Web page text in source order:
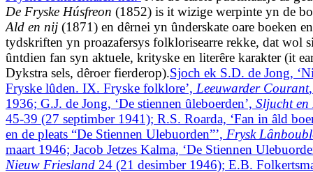
De Fryske Húsfreon (1852) is it wizige werpinte yn de
Ald en nij (1871) en dêrnei yn ûnderskate oare boeken en
tydskriften yn proazafersys folklorisearre rekke, dat wol
ûntdien fan syn aktuele, krityske en literêre karakter (it
Dykstra sels, dêroer fierderop).Sjoch ek S.D. de Jong,
Fryske lûden. IX. Fryske folklore’, Leeuwarder Courant
1936; G.J. de Jong, ‘De stiennen ûleboerden’, Sljucht en
45-39 (27 septimber 1941); R.S. Roarda, ‘Fan in âld
en de pleats “De Stiennen Ulebuorden”’, Frysk
maart 1946; Jacob Jetzes Kalma, ‘De Stiennen
Nieuw Friesland 24 (21 desimber 1946); E.B.